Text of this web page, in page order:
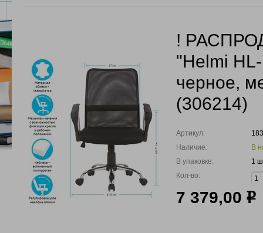
!
"Helmi
черное,
(306214)
Артикул:
Наличие:
В
В упаковке:
1
Кол-во:
7 379,00 р